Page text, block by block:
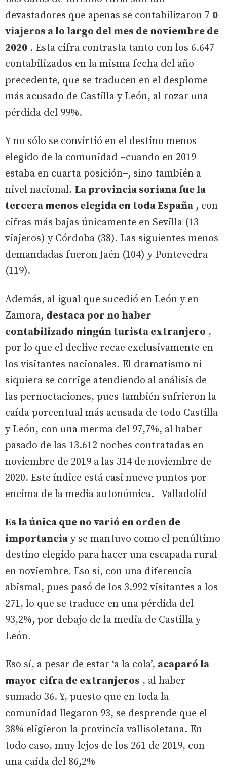
devastadores que apenas se contabilizaron 7 0
viajeros a lo largo del mes de noviembre de
2020 . Esta cifra contrasta tanto con los 6.647
contabilizados en la misma fecha del año
precedente, que se traducen en el desplome
más acusado de Castilla y León, al rozar una
pérdida del 99%.
Y no sólo se convirtió en el destino menos
elegido de la comunidad –cuando en 2019
estaba en cuarta posición–, sino también a
nivel nacional. La provincia soriana fue la
tercera menos elegida en toda España , con
cifras más bajas únicamente en Sevilla (13
viajeros) y Córdoba (38). Las siguientes menos
demandadas fueron Jaén (104) y Pontevedra
(119).
Además, al igual que sucedió en León y en
Zamora, destaca por no haber
contabilizado ningún turista extranjero ,
por lo que el declive recae exclusivamente en
los visitantes nacionales. El dramatismo ni
siquiera se corrige atendiendo al análisis de
las pernoctaciones, pues también sufrieron la
caída porcentual más acusada de todo Castilla
y León, con una merma del 97,7%, al haber
pasado de las 13.612 noches contratadas en
noviembre de 2019 a las 314 de noviembre de
2020. Este índice está casi nueve puntos por
encima de la media autonómica. Valladolid
Es la única que no varió en orden de
importancia y se mantuvo como el penúltimo
destino elegido para hacer una escapada rural
en noviembre. Eso sí, con una diferencia
abismal, pues pasó de los 3.992 visitantes a los
271, lo que se traduce en una pérdida del
93,2%, por debajo de la media de Castilla y
León.
Eso sí, a pesar de estar ‘a la cola’, acaparó la
mayor cifra de extranjeros , al haber
sumado 36. Y, puesto que en toda la
comunidad llegaron 93, se desprende que el
38% eligieron la provincia vallisoletana. En
todo caso, muy lejos de los 261 de 2019, con
una caída del 86,2%